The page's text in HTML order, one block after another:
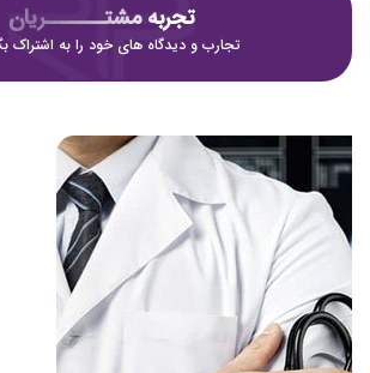
تجربه مشتـــــــریان
تجارب و دیدگاه های خود را به اشتراک